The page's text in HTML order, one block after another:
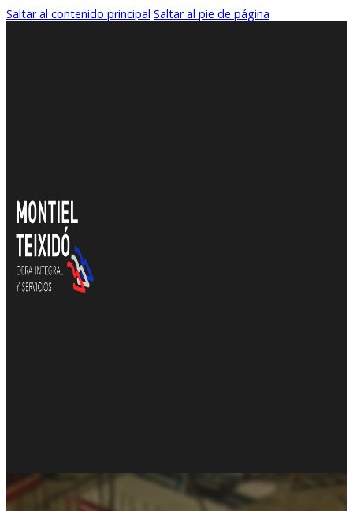
Saltar al contenido principal Saltar al pie de página